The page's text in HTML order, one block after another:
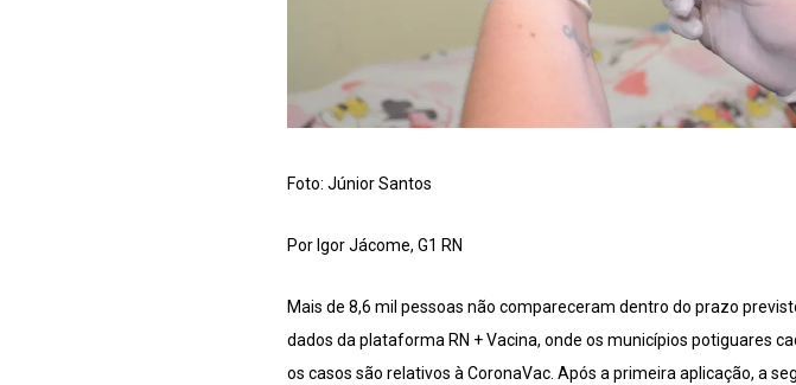
Foto: Júnior Santos
Por Igor Jácome, G1 RN
Mais de 8,6 mil pessoas não compareceram dentro do prazo
dados da plataforma RN + Vacina, onde os municípios potiguares
os casos são relativos à CoronaVac. Após a primeira aplicação, a